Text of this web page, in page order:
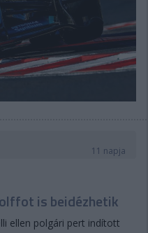
11 napja
is beidézhetik
ellen polgári pert indított